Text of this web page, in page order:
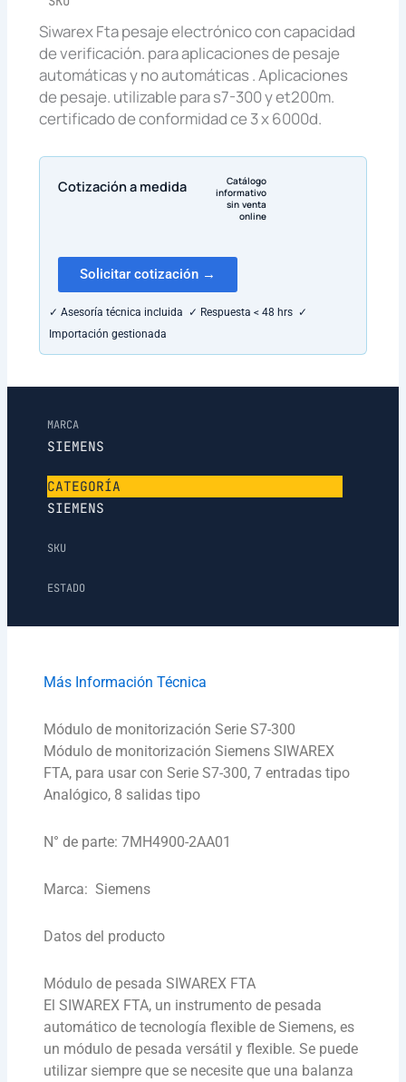
Siwarex Fta pesaje electrónico con capacidad
de verificación. para aplicaciones de pesaje
automáticas y no automáticas . Aplicaciones
de pesaje. utilizable para s7-300 y et200m.
certificado de conformidad ce 3 x 6000d.
Cotización a medida
Catálogo
informativo
sin venta
online
Solicitar cotización →
✓ Asesoría técnica incluida ✓ Respuesta < 48 hrs ✓
Importación gestionada
MARCA
SIEMENS
CATEGORÍA
SIEMENS
SKU
ESTADO
Más Información Técnica
Módulo de monitorización Serie S7-300
Módulo de monitorización Siemens SIWAREX
FTA, para usar con Serie S7-300, 7 entradas tipo
Analógico, 8 salidas tipo
N° de parte: 7MH4900-2AA01
Marca: Siemens
Datos del producto
Módulo de pesada SIWAREX FTA
El SIWAREX FTA, un instrumento de pesada
automático de tecnología flexible de Siemens, es
un módulo de pesada versátil y flexible. Se puede
utilizar siempre que se necesite que una balanza